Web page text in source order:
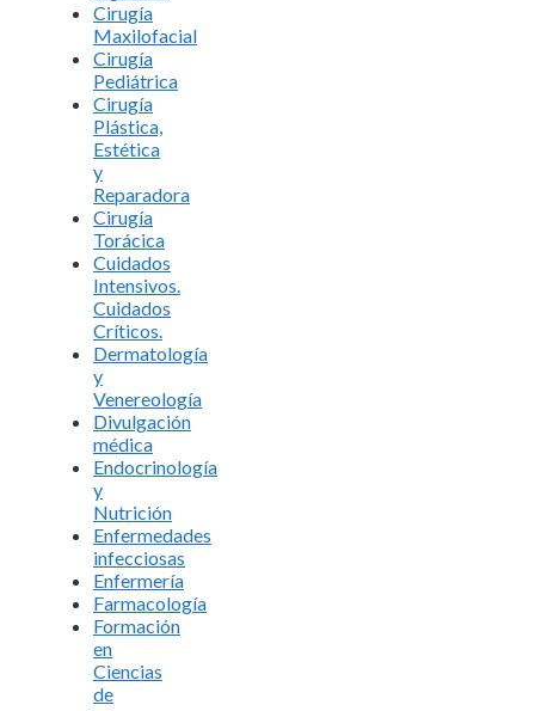
Cirugía
Maxilofacial
Cirugía
Pediátrica
Cirugía
Plástica,
Estética
y
Reparadora
Cirugía
Torácica
Cuidados
Intensivos.
Cuidados
Críticos.
Dermatología
y
Venereología
Divulgación
médica
Endocrinología
y
Nutrición
Enfermedades
infecciosas
Enfermería
Farmacología
Formación
en
Ciencias
de